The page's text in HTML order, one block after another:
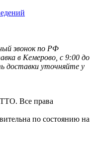
звонок по РФ
в Кемерово, с 9:00 до
доставки уточняйте у
Все права
по состоянию на